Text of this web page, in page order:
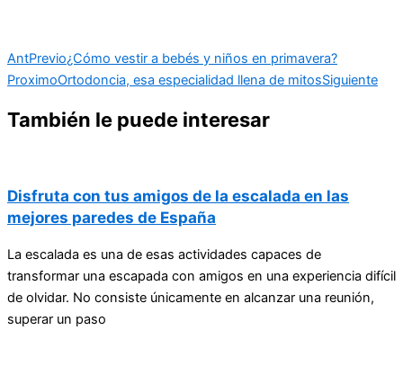
AntPrevio¿Cómo vestir a bebés y niños en primavera?
ProximoOrtodoncia, esa especialidad llena de mitosSiguiente
También le puede interesar
Disfruta con tus amigos de la escalada en las
mejores paredes de España
La escalada es una de esas actividades capaces de
transformar una escapada con amigos en una experiencia difícil
de olvidar. No consiste únicamente en alcanzar una reunión,
superar un paso